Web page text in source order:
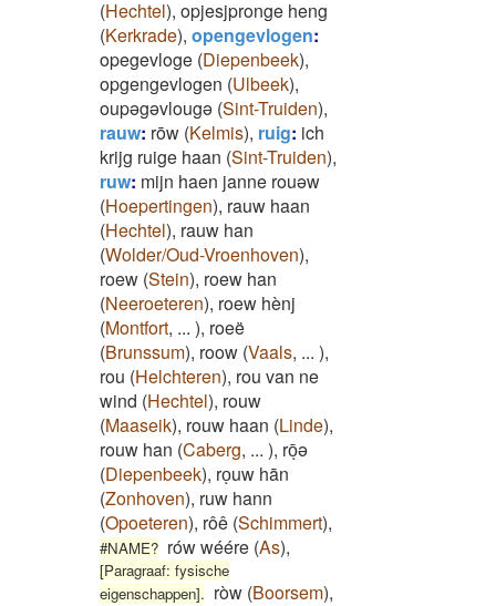
(Hechtel), opjesjpronge heng
(Kerkrade), opengevlogen:
opegevloge (Diepenbeek),
opgengevlogen (Ulbeek),
oupəgəvlougə (Sint-Truiden),
rauw: rōw (Kelmis), ruig: ich
krijg ruige haan (Sint-Truiden),
ruw: mijn haen janne rouəw
(Hoepertingen), rauw haan
(Hechtel), rauw han
(Wolder/Oud-Vroenhoven),
roew (Stein), roew han
(Neeroeteren), roew hènj
(Montfort, ... ), roeë
(Brunssum), roow (Vaals, ... ),
rou (Helchteren), rou van ne
wind (Hechtel), rouw
(Maaseik), rouw haan (Linde),
rouw han (Caberg, ... ), rōͅə
(Diepenbeek), roͅuw hān
(Zonhoven), ruw hann
(Opoeteren), rôê (Schimmert),
#NAME? rów wéére (As),
[Paragraaf: fysische
eigenschappen]. ròw (Boorsem),